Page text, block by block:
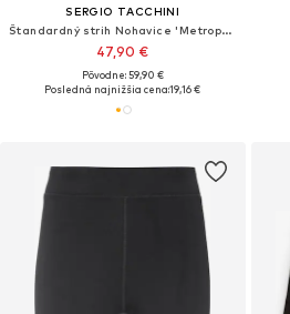
SERGIO TACCHINI
Štandardný strih Nohavice 'Metropolitan'
47,90 €
Pôvodne: 59,90 €
Posledná najnižšia cena:19,16 €